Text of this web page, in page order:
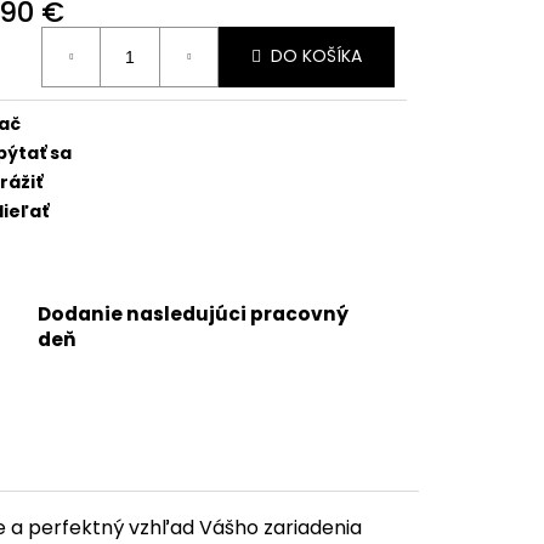
€
DO KOŠÍKA
sa
Dodanie nasledujúci pracovný
deň
a perfektný vzhľad Vášho zariadenia
PRO - SKLO ZADNÉHO
+ SKLÍČKA KAMERY
KRÚŽOK
TITANIUM) -